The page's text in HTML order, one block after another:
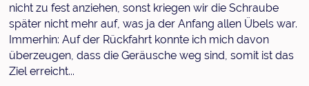
nicht zu fest anziehen, sonst kriegen wir die Schraube
später nicht mehr auf, was ja der Anfang allen Übels war.
Immerhin: Auf der Rückfahrt konnte ich mich davon
überzeugen, dass die Geräusche weg sind, somit ist das
Ziel erreicht...